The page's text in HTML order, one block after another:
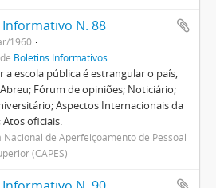
N. 88
1960
Boletins Informativos
a escola pública é estrangular o país,
Fórum de opiniões; Noticiário;
Aspectos Internacionais da
Atos oficiais.
Nacional de Aperfeiçoamento de Pessoal
(CAPES)